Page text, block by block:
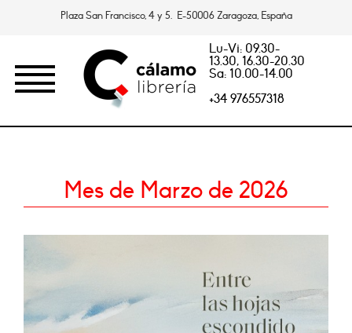
Plaza San Francisco, 4 y 5. E-50006 Zaragoza, España
Lu-Vi: 09.30-
13.30, 16.30-20.30
Sa: 10.00-14.00
+34 976557318
Mes de Marzo de 2026